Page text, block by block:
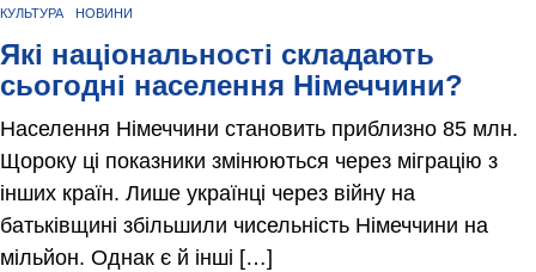
КУЛЬТУРА НОВИНИ
Які національності складають
сьогодні населення Німеччини?
Населення Німеччини становить приблизно 85 млн.
Щороку ці показники змінюються через міграцію з
інших країн. Лише українці через війну на
батьківщині збільшили чисельність Німеччини на
мільйон. Однак є й інші […]